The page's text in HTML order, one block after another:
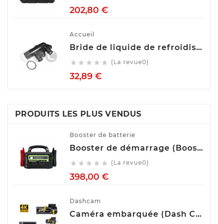
202,80 €Prix
Accueil
Bride de liquide de refroidissement STC T403544
     (La revue0)
32,89 €Prix
PRODUITS LES PLUS VENDUS
Booster de batterie
Booster de démarrage (Booster de batterie) YESPER MONSTER START P1
     (La revue0)
398,00 €Prix
Dashcam
Caméra embarquée (Dash Cam) Avant Arrière GKU D900